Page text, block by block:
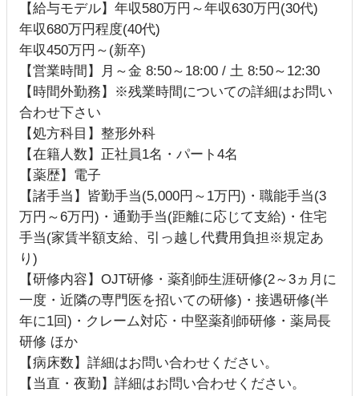
【給与モデル】年収580万円～年収630万円(30代)
年収680万円程度(40代)
年収450万円～(新卒)
【営業時間】月～金 8:50～18:00 / 土 8:50～12:30
【時間外勤務】※残業時間についての詳細はお問い
合わせ下さい
【処方科目】整形外科
【在籍人数】正社員1名・パート4名
【薬歴】電子
【諸手当】皆勤手当(5,000円～1万円)・職能手当(3
万円～6万円)・通勤手当(距離に応じて支給)・住宅
手当(家賃半額支給、引っ越し代費用負担※規定あ
り)
【研修内容】OJT研修・薬剤師生涯研修(2～3ヵ月に
一度・近隣の専門医を招いての研修)・接遇研修(半
年に1回)・クレーム対応・中堅薬剤師研修・薬局長
研修 ほか
【病床数】詳細はお問い合わせください。
【当直・夜勤】詳細はお問い合わせください。